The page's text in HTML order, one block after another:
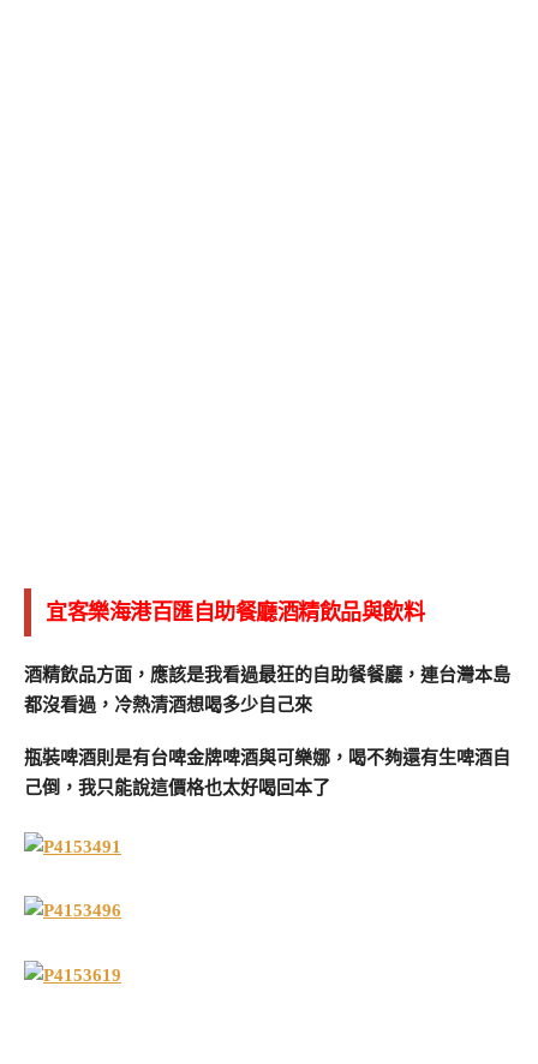
宜客樂海港百匯自助餐廳酒精飲品與飲料
酒精飲品方面，應該是我看過最狂的自助餐餐廳，連台灣本島
都沒看過，冷熱清酒想喝多少自己來
瓶裝啤酒則是有台啤金牌啤酒與可樂娜，喝不夠還有生啤酒自
己倒，我只能說這價格也太好喝回本了